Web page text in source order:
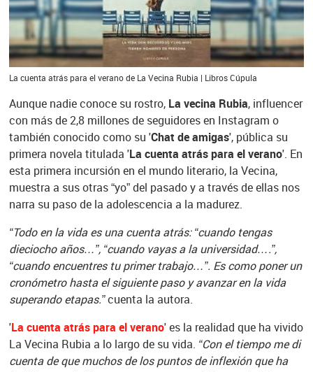
La cuenta atrás para el verano de La Vecina Rubia | Libros Cúpula
Aunque nadie conoce su rostro, La vecina Rubia, influencer
con más de 2,8 millones de seguidores en Instagram o
también conocido como su 'Chat de amigas', pública su
primera novela titulada 'La cuenta atrás para el verano'. En
esta primera incursión en el mundo literario, la Vecina,
muestra a sus otras “yo” del pasado y a través de ellas nos
narra su paso de la adolescencia a la madurez.
“Todo en la vida es una cuenta atrás: “cuando tengas
dieciocho años…”, “cuando vayas a la universidad….”,
“cuando encuentres tu primer trabajo…”. Es como poner un
cronómetro hasta el siguiente paso y avanzar en la vida
superando etapas.”cuenta la autora.
'La cuenta atrás para el verano' es la realidad que ha vivido
La Vecina Rubia a lo largo de su vida. “Con el tiempo me di
cuenta de que muchos de los puntos de inflexión que ha